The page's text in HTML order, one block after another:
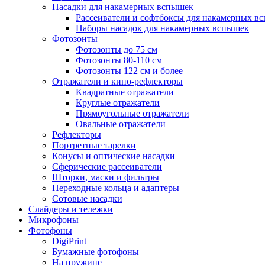
Насадки для накамерных вспышек
Рассеиватели и софтбоксы для накамерных
Наборы насадок для накамерных вспышек
Фотозонты
Фотозонты до 75 см
Фотозонты 80-110 см
Фотозонты 122 см и более
Отражатели и кино-рефлекторы
Квадратные отражатели
Круглые отражатели
Прямоугольные отражатели
Овальные отражатели
Рефлекторы
Портретные тарелки
Конусы и оптические насадки
Сферические рассеиватели
Шторки, маски и фильтры
Переходные кольца и адаптеры
Сотовые насадки
Слайдеры и тележки
Микрофоны
Фотофоны
DigiPrint
Бумажные фотофоны
На пружине